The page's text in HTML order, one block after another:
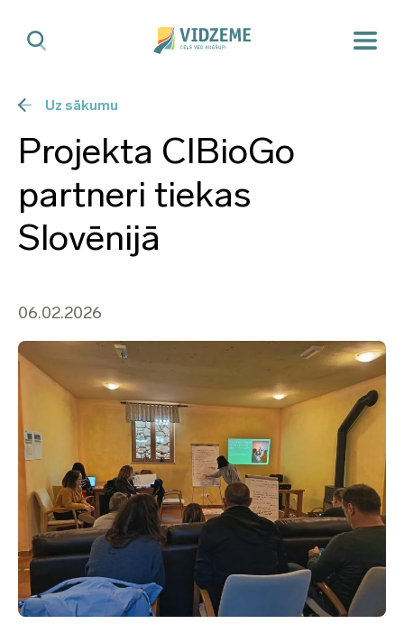
Uz sākumu
Projekta CIBioGo
partneri tiekas
Slovēnijā
06.02.2026